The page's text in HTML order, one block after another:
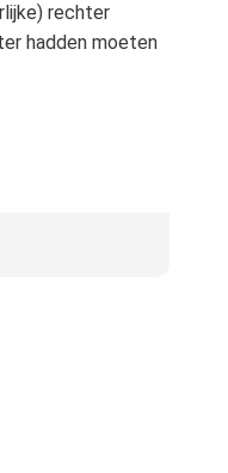
rechter
hadden moeten